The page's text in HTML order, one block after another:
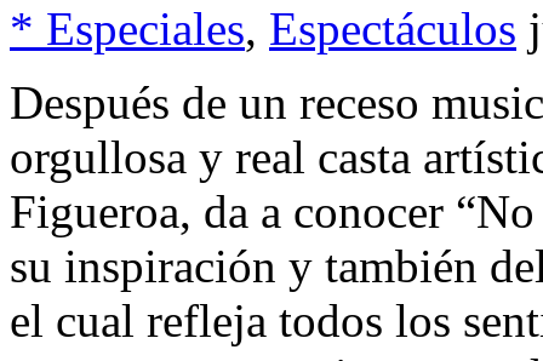
* Especiales, Espectáculos
Después de un receso
orgullosa y real casta
Figueroa, da a conocer
su inspiración y también
el cual refleja todos los